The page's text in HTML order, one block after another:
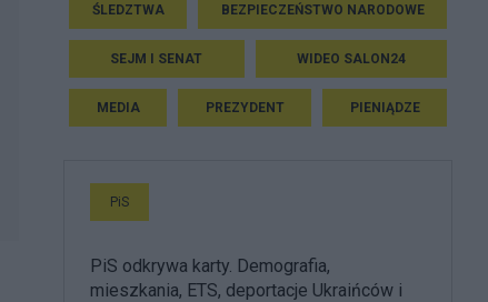
ŚLEDZTWA BEZPIECZEŃSTWO NARODOWE
SEJM I SENAT WIDEO SALON24
MEDIA PREZYDENT PIENIĄDZE
PiS
PiS odkrywa karty. Demografia,
mieszkania, ETS, deportacje Ukraińców i